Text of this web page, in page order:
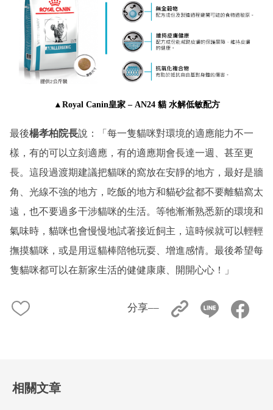
▲Royal Canin皇家 – AN24 貓 水解低敏配方
最後楊孝柏院長說：「每一隻貓咪對環境的適應能力不一
樣，有的可以立刻適應，有的適應期會長達一週、甚至更
長。這段過渡期建議把貓咪的窩放在安靜的地方，最好是牆
角、光線不強的地方，吃飯的地方和貓砂盆都不要離貓窩太
遠，也不要過多干涉貓咪的生活。等牠漸漸熟悉新的環境和
氣味時，貓咪也會慢慢地試著接近飼主，這時候就可以輕輕
撫摸貓咪，或是用逗貓棒陪牠玩耍、增進感情。最後希望每
隻貓咪都可以在新家生活的健健康康、開開心心！」
分享––
相關文章